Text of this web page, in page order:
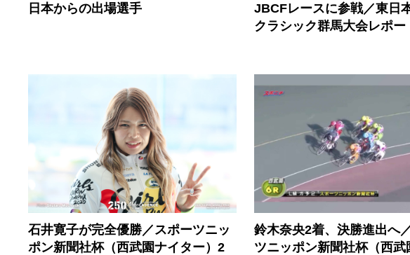
日本からの出場選手
JBCFレースに参戦／東日
クラシック群馬大会レポー
石井寛子が完全優勝／スポーツニッ
ポン新聞社杯（西武園ナイター）2
鈴木奈央2着、決勝進出へ
ツニッポン新聞社杯（西武